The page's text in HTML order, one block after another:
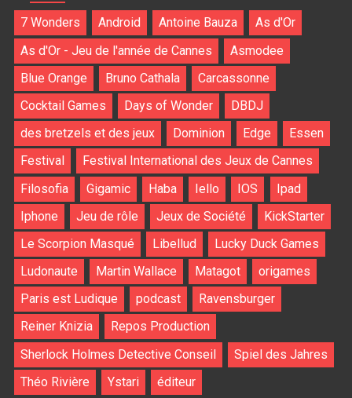
7 Wonders Android Antoine Bauza
As d'Or
As d'Or - Jeu de l'année de Cannes
Asmodee
Blue Orange
Bruno Cathala
Carcassonne
Cocktail Games
Days of Wonder
DBDJ
des bretzels et des jeux
Dominion Edge
Essen
Festival
Festival International des Jeux de Cannes
Filosofia
Gigamic Haba Iello IOS
Ipad
Iphone
Jeu de rôle Jeux de Société
KickStarter
Le Scorpion Masqué
Libellud
Lucky Duck Games
Ludonaute
Martin Wallace Matagot
origames
Paris est Ludique
podcast
Ravensburger
Reiner Knizia
Repos Production
Sherlock Holmes Detective Conseil
Spiel des Jahres
Théo Rivière
Ystari éditeur